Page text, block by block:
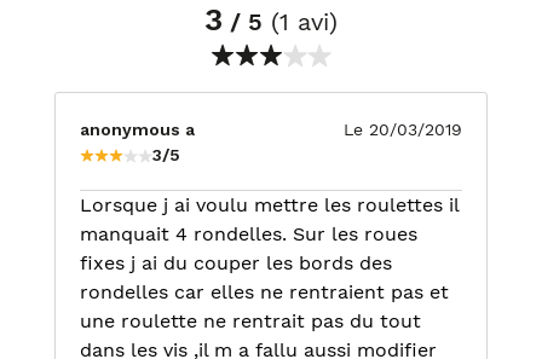
3 / 5 (1 avi)
anonymous a
3/5
Le 20/03/2019
Lorsque j ai voulu mettre les roulettes il
manquait 4 rondelles. Sur les roues
fixes j ai du couper les bords des
rondelles car elles ne rentraient pas et
une roulette ne rentrait pas du tout
dans les vis ,il m a fallu aussi modifier